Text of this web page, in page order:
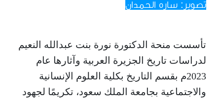
تصوير: ساره الحمدان
تأسست منحة الدكتورة نورة بنت عبدالله النعيم
لدراسات تاريخ الجزيرة العربية وآثارها عام
2023م بقسم التاريخ بكلية العلوم الإنسانية
والاجتماعية بجامعة الملك سعود، تكريمًا لجهود